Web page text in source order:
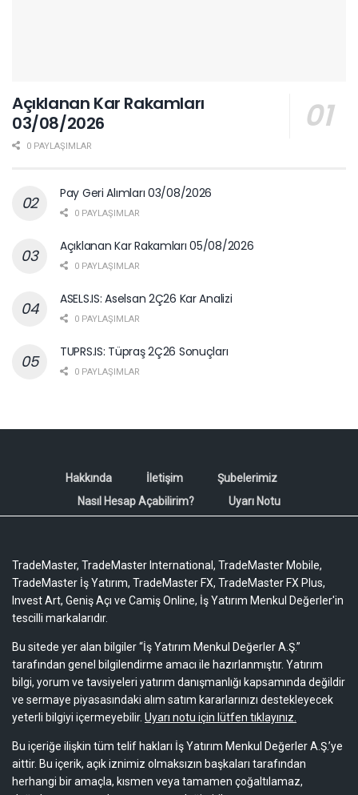
Açıklanan Kar Rakamları
03/08/2026
0 PAYLAŞIMLAR
Pay Geri Alımları 03/08/2026
0 PAYLAŞIMLAR
Açıklanan Kar Rakamları 05/08/2026
0 PAYLAŞIMLAR
ASELS.IS: Aselsan 2Ç26 Kar Analizi
0 PAYLAŞIMLAR
TUPRS.IS: Tüpraş 2Ç26 Sonuçları
0 PAYLAŞIMLAR
Hakkında İletişim
Şubelerimiz
Nasıl Hesap Açabilirim?
Uyarı Notu
TradeMaster, TradeMaster International, TradeMaster Mobile,
TradeMaster İş Yatırım, TradeMaster FX, TradeMaster FX Plus,
Invest Art, Geniş Açı ve Camiş Online, İş Yatırım Menkul Değerler'in
tescilli markalarıdır.
Bu sitede yer alan bilgiler “İş Yatırım Menkul Değerler A.Ş.”
tarafından genel bilgilendirme amacı ile hazırlanmıştır. Yatırım
bilgi, yorum ve tavsiyeleri yatırım danışmanlığı kapsamında değildir
ve sermaye piyasasındaki alım satım kararlarınızı destekleyecek
yeterli bilgiyi içermeyebilir. Uyarı notu için lütfen tıklayınız.
Bu içeriğe ilişkin tüm telif hakları İş Yatırım Menkul Değerler A.Ş.’ye
aittir. Bu içerik, açık iznimiz olmaksızın başkaları tarafından
herhangi bir amaçla, kısmen veya tamamen çoğaltılamaz,